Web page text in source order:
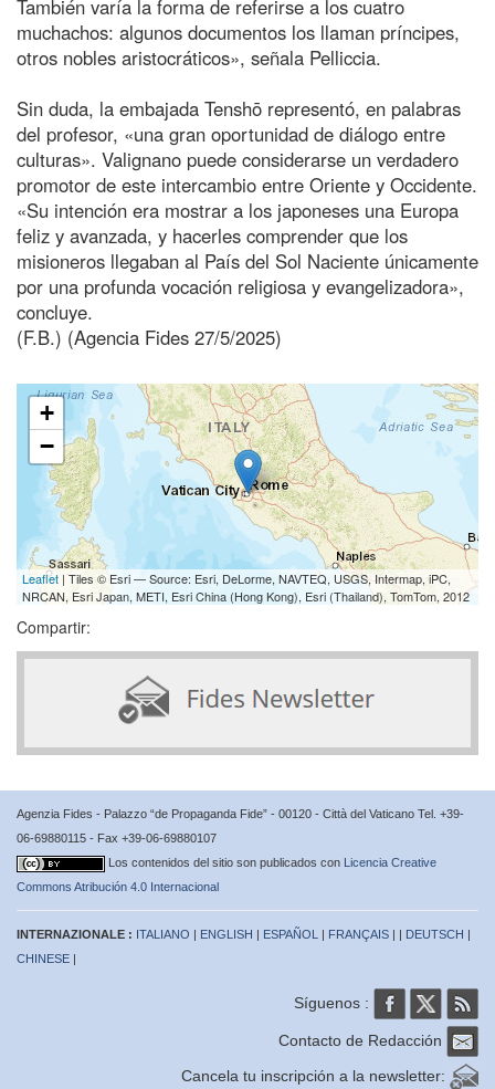
También varía la forma de referirse a los cuatro
muchachos: algunos documentos los llaman príncipes,
otros nobles aristocráticos», señala Pelliccia.
Sin duda, la embajada Tenshō representó, en palabras
del profesor, «una gran oportunidad de diálogo entre
culturas». Valignano puede considerarse un verdadero
promotor de este intercambio entre Oriente y Occidente.
«Su intención era mostrar a los japoneses una Europa
feliz y avanzada, y hacerles comprender que los
misioneros llegaban al País del Sol Naciente únicamente
por una profunda vocación religiosa y evangelizadora»,
concluye.
(F.B.) (Agencia Fides 27/5/2025)
+
−
Leaflet | Tiles © Esri — Source: Esri, DeLorme, NAVTEQ, USGS, Intermap, iPC,
NRCAN, Esri Japan, METI, Esri China (Hong Kong), Esri (Thailand), TomTom, 2012
Compartir:
Agenzia Fides - Palazzo “de Propaganda Fide” - 00120 - Città del Vaticano Tel. +39-
06-69880115 - Fax +39-06-69880107
Los contenidos del sitio son publicados con Licencia Creative
Commons Atribución 4.0 Internacional
INTERNAZIONALE : ITALIANO | ENGLISH | ESPAÑOL | FRANÇAIS | | DEUTSCH |
CHINESE |
Síguenos :
Contacto de Redacción
Cancela tu inscripción a la newsletter: